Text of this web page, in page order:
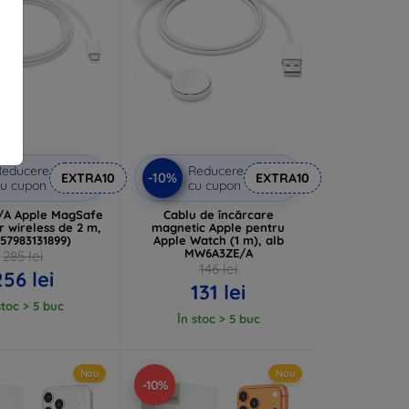
cupon
EXTRA10
A Apple MagSafe
wireless de 2 m,
285 lei
lei
> 5 buc
-10%
Reducere
cu cupon
EXTRA10
Cablu de încărcare
magnetic Apple pentru
Apple Watch (1 m), alb
MW6A3ZE/A
146 lei
131 lei
În stoc > 5 buc
Nou
-10%
Nou